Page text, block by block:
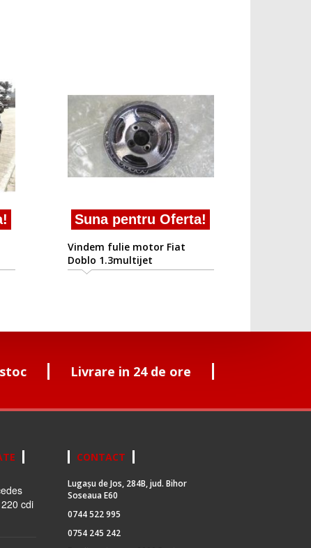
Suna pentru Oferta!
Vindem fulie motor Fiat
Doblo 1.3multijet
Livrare in 24 de ore
cdi
CONTACT
Lugașu de Jos, 284B, jud. Bihor
Soseaua E60
0744 522 995
0754 245 242